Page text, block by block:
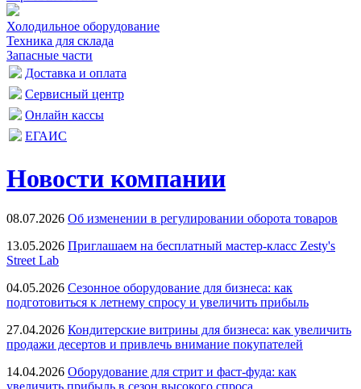
Холодильное оборудование
Техника для склада
Запасные части
Доставка и оплата
Сервисный центр
Онлайн кассы
ЕГАИС
Новости компании
08.07.2026 Об изменении в регулировании оборота товаров
13.05.2026 Приглашаем на бесплатный мастер-класс Zesty's
Street Lab
04.05.2026 Сезонное оборудование для бизнеса: как
подготовиться к летнему спросу и увеличить прибыль
27.04.2026 Кондитерские витрины для бизнеса: как увеличить
продажи десертов и привлечь внимание покупателей
14.04.2026 Оборудование для стрит и фаст-фуда: как
увеличить прибыль в сезон высокого спроса